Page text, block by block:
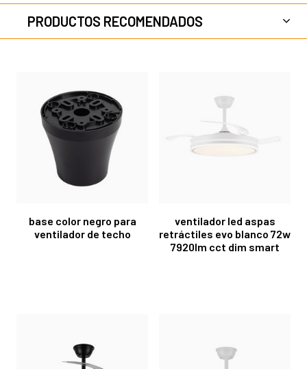
PRODUCTOS RECOMENDADOS
base color negro para
ventilador de techo
ventilador led aspas
retráctiles evo blanco 72w
7920lm cct dim smart